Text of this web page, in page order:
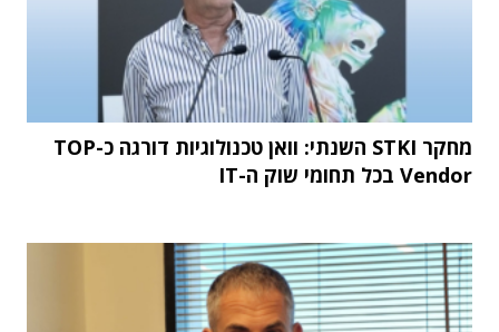
מחקר STKI השנתי: וואן טכנולוגיות דורגה כ-TOP
Vendor בכל תחומי שוק ה-IT